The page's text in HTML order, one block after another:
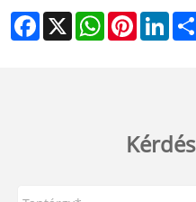
Facebook
X WhatsAppPinterest